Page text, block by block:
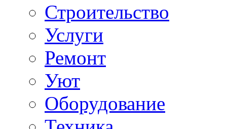
Строительство
Услуги
Ремонт
Уют
Оборудование